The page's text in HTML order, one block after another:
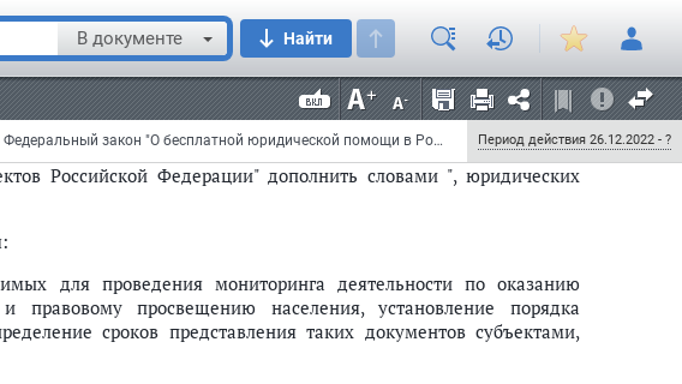
В документе Найти
Федеральный закон от 28 июня 2022 г. N 215-ФЗ "О внесении изменений в Федеральный закон "О бесплатной юридической помощи в Российской Федерации" Период действия 26.12.2022 - ?
Федерации, 2011, N 48, ст. 6725; 2013, N 27, ст. 3477; 2019, N 30,
бюро" дополнить словами ", юридических клиник";
Российской Федерации" дополнить словами ", юридических
для проведения мониторинга деятельности по оказанию
просвещению населения, установление порядка
сроков представления таких документов субъектами,